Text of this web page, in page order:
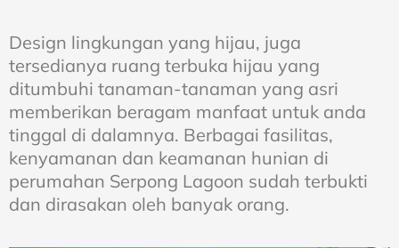
Design lingkungan yang hijau, juga
tersedianya ruang terbuka hijau yang
ditumbuhi tanaman-tanaman yang asri
memberikan beragam manfaat untuk anda
tinggal di dalamnya. Berbagai fasilitas,
kenyamanan dan keamanan hunian di
perumahan Serpong Lagoon sudah terbukti
dan dirasakan oleh banyak orang.